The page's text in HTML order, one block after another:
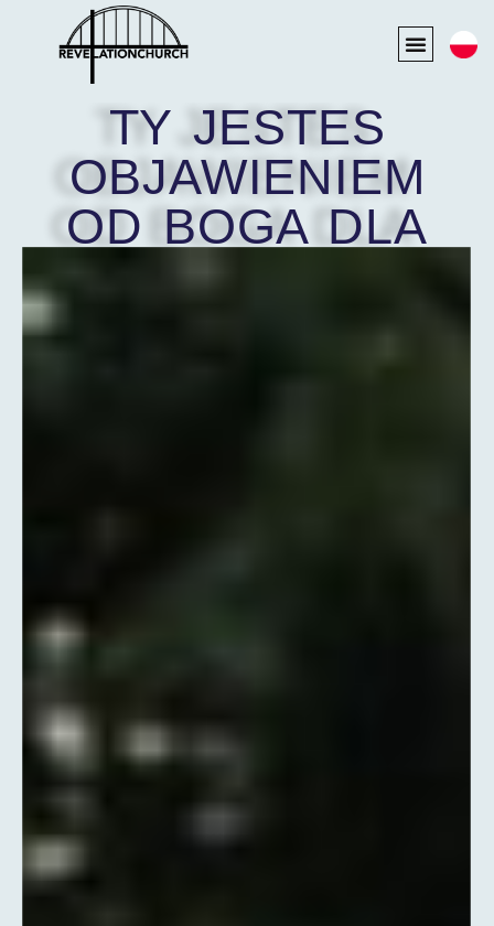
TY JESTES
OBJAWIENIEM
OD BOGA DLA
TEGO SWIATA